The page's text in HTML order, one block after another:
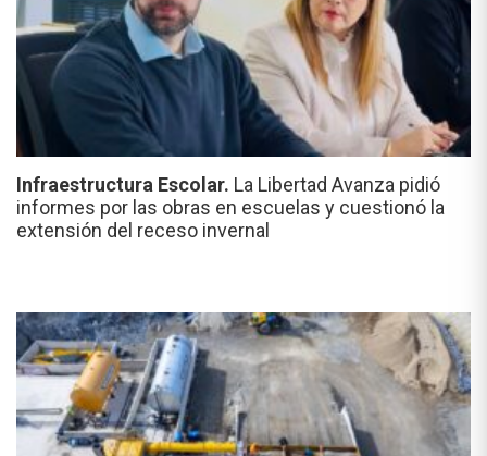
Infraestructura Escolar. La Libertad Avanza pidió
informes por las obras en escuelas y cuestionó la
extensión del receso invernal